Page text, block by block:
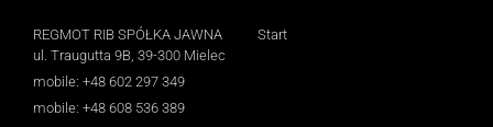
REGMOT RIB SPÓŁKA JAWNA
ul. Traugutta 9B, 39-300 Mielec
mobile: +48 602 297 349
mobile: +48 608 536 389
Start